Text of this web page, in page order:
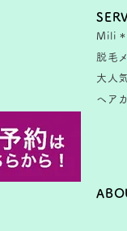
Mili
脱毛
大人
ヘア